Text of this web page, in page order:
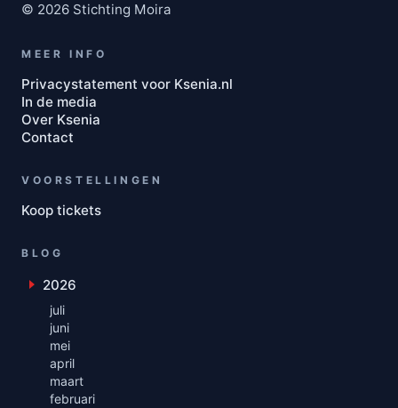
© 2026 Stichting Moira
MEER INFO
Privacystatement voor Ksenia.nl
In de media
Over Ksenia
Contact
VOORSTELLINGEN
Koop tickets
BLOG
Toon maanden uit 2026
2026
juli
juni
mei
april
maart
februari